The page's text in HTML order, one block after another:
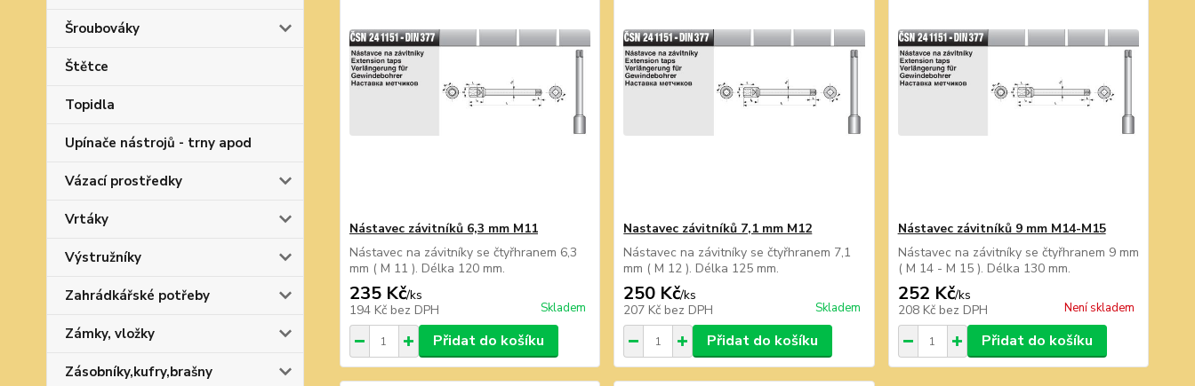
Šroubováky
Štětce
Topidla
Upínače nástrojů - trny apod
Vázací prostředky
Vrtáky
Výstružníky
Zahrádkářské potřeby
Zámky, vložky
Zásobníky,kufry,brašny
Nástavec závitníků 6,3 mm M11
Nástavec na závitníky se čtyřhranem 6,3
mm ( M 11 ). Délka 120 mm.
235 Kč/ks
194 Kč bez DPH Skladem
Přidat do košíku
Nastavec závitníků 7,1 mm M12
Nástavec na závitníky se čtyřhranem 7,1
mm ( M 12 ). Délka 125 mm.
250 Kč/ks
207 Kč bez DPH Skladem
Přidat do košíku
Nástavec závitníků 9 mm M14-M15
Nástavec na závitníky se čtyřhranem 9 mm
( M 14 - M 15 ). Délka 130 mm.
252 Kč/ks
208 Kč bez DPH Není skladem
Přidat do košíku